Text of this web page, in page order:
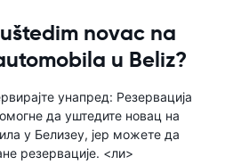
novac na
u Beliz?
унапред: Резервација
да уштедите новац на
у Белизеу, јер можете да
резервације. <ли>